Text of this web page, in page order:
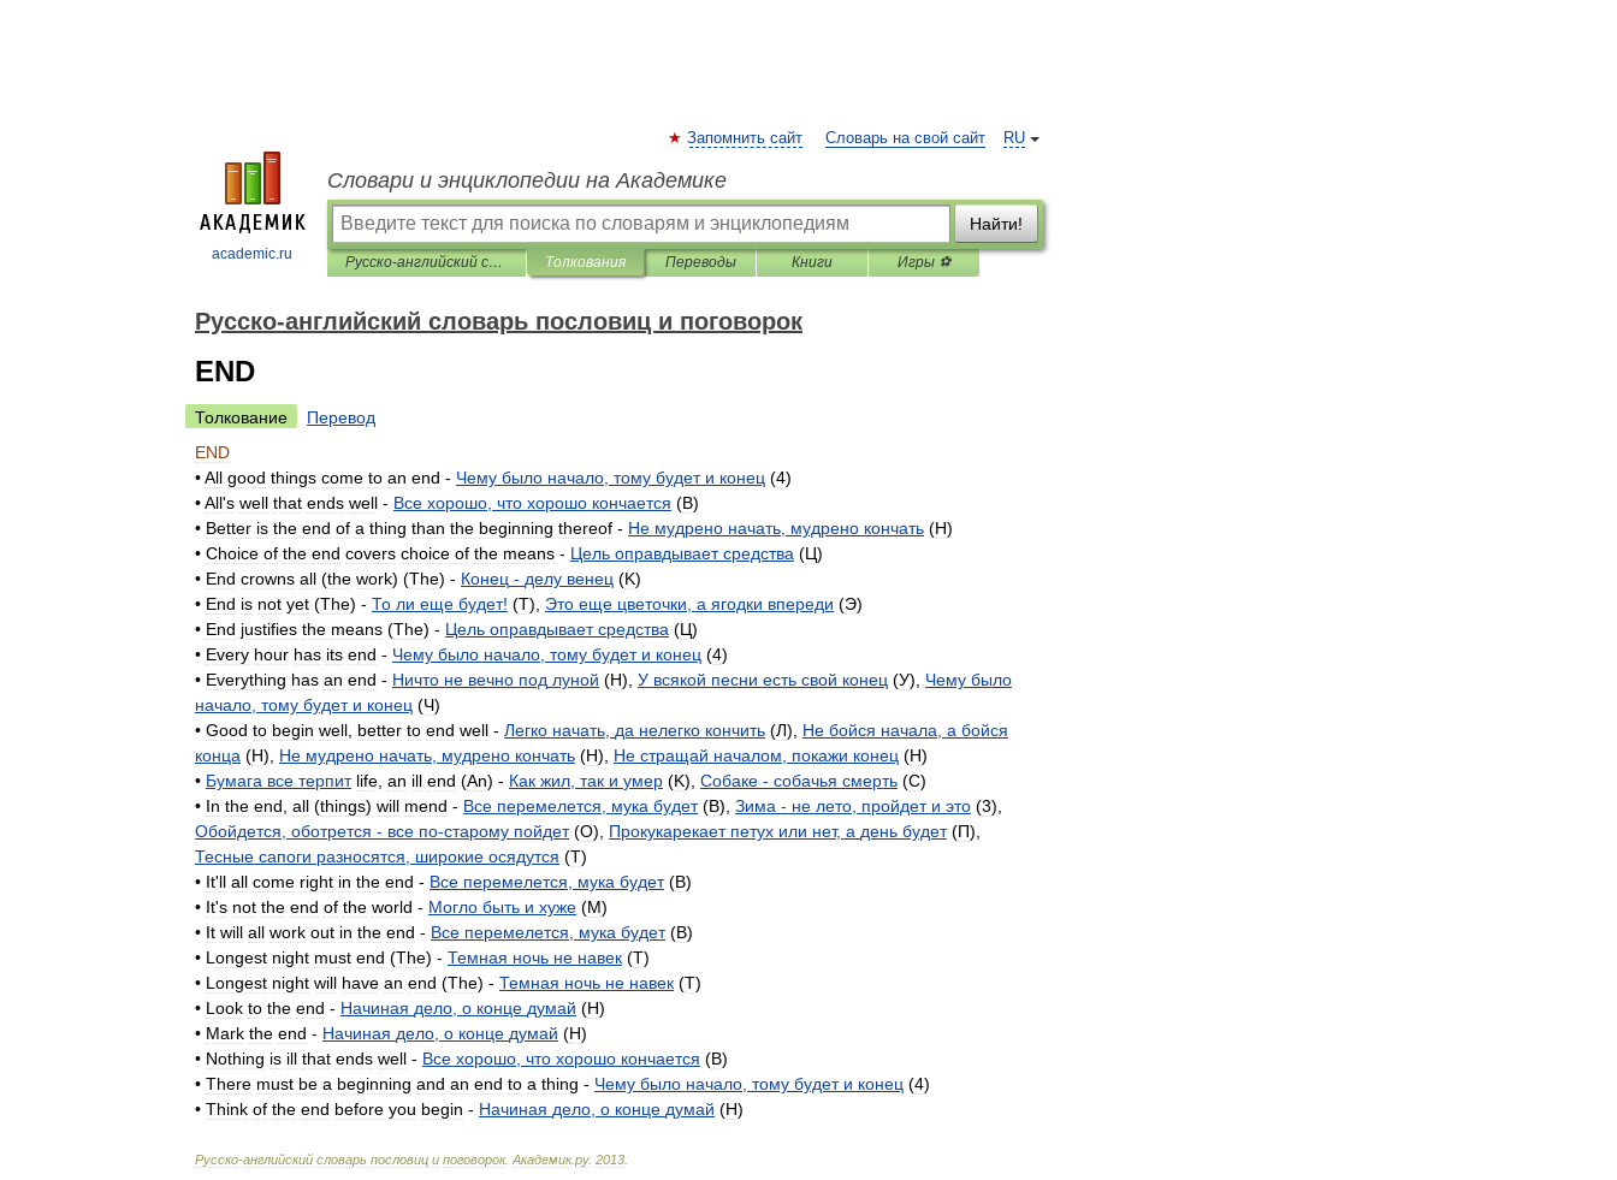
academic.ru
RU
Запомнить сайт Словарь на свой сайт
Словари и энциклопедии на Академике
Найти!
Русско-английский словарь пословиц и поговорок Толкования Переводы Книги Игры ⚽
Русско-английский словарь пословиц и поговорок
END
Толкование
Перевод
END
•All good things come to an end - Чему было начало тому будет и конец (4)
•All's well that ends well - Все хорошо что хорошо кончается (B)
• Better is the end of a thing than the beginning thereof - Не мудрено начать мудрено кончать (H)
• Choice of the end covers choice of the means - Цель оправдывает средства (Ц)
• End crowns all (the work) (The) - Конец - делу венец (K)
• End is not yet (The) - То ли еще будет! (T), Это еще цветочки а ягодки впереди (Э)
• End justifies the means (The) - Цель оправдывает средства (Ц)
• Every hour has its end - Чему было начало тому будет и конец (4)
• Everything has an end - Ничто не вечно под луной (H), У всякой песни есть свой конец (У), Чему было
начало тому будет и конец (Ч)
• Good to begin well better to end well - Легко начать да нелегко кончить (Л), Не бойся начала а бойся
конца (H), Не мудрено начать мудрено кончать (H), Не стращай началом покажи конец (H)
• Бумага все терпит life an ill end (An) - Как жил так и умер (K), Собаке - собачья смерть (C)
• In the end all (things) will mend - Все перемелется мука будет(B), Зима - не лето пройдет и это (3),
Обойдется оботрется - все по-старому пойдет(O), Прокукарекает петух или нет, а день будет(П),
Тесные сапоги разносятся широкие осядутся (T)
• It'll all come right in the end - Все перемелется мука будет(B)
• It's not the end of the world - Могло быть и хуже (M)
• It will all work out in the end - Все перемелется мука будет(B)
• Longest night must end (The) - Темная ночь не навек (T)
• Longest night will have an end (The) - Темная ночь не навек (T)
• Look to the end - Начиная дело о конце думай (H)
• Mark the end - Начиная дело о конце думай (H)
• Nothing is ill that ends well - Все хорошо что хорошо кончается (B)
• There must be a beginning and an end to a thing - Чему было начало тому будет и конец (4)
• Think of the end before you begin - Начиная дело о конце думай (H)
Русско-английский словарь пословиц и поговорок. Академик.ру. 2013